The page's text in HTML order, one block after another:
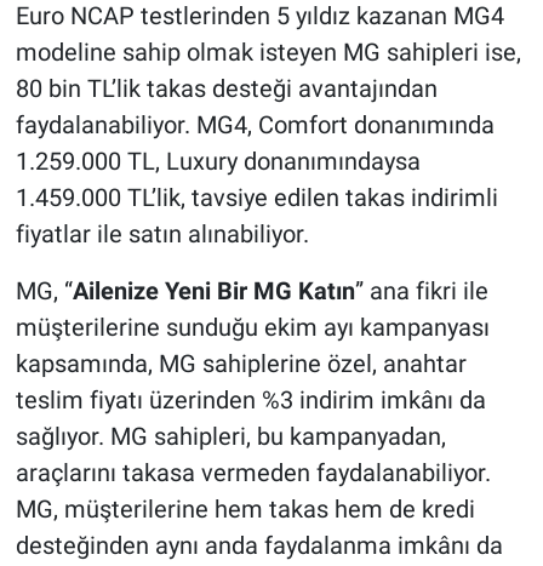
Euro NCAP testlerinden 5 yıldız kazanan MG4
modeline sahip olmak isteyen MG sahipleri ise,
80 bin TL’lik takas desteği avantajından
faydalanabiliyor. MG4, Comfort donanımında
1.259.000 TL, Luxury donanımındaysa
1.459.000 TL’lik, tavsiye edilen takas indirimli
fiyatlar ile satın alınabiliyor.
MG, “Ailenize Yeni Bir MG Katın” ana fikri ile
müşterilerine sunduğu ekim ayı kampanyası
kapsamında, MG sahiplerine özel, anahtar
teslim fiyatı üzerinden %3 indirim imkânı da
sağlıyor. MG sahipleri, bu kampanyadan,
araçlarını takasa vermeden faydalanabiliyor.
MG, müşterilerine hem takas hem de kredi
desteğinden aynı anda faydalanma imkânı da